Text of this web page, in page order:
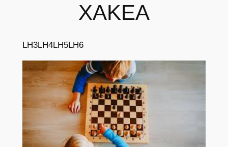
XAKEA
LH3LH4LH5LH6